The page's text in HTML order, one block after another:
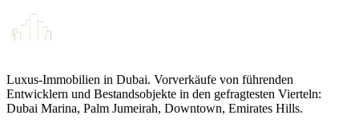
Luxus-Immobilien in Dubai. Vorverkäufe von führenden
Entwicklern und Bestandsobjekte in den gefragtesten Vierteln:
Dubai Marina, Palm Jumeirah, Downtown, Emirates Hills.